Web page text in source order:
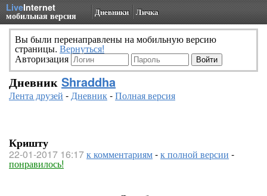
LiveInternet
мобильная версия Дневники Личка
Вы были перенаправлены на мобильную версию
страницы. Вернуться!
Авторизация
Дневник Shraddha
Лента друзей -Дневник-Полная версия
Кришту
22-01-2017 16:17к комментариям-к полной версии -
понравилось!